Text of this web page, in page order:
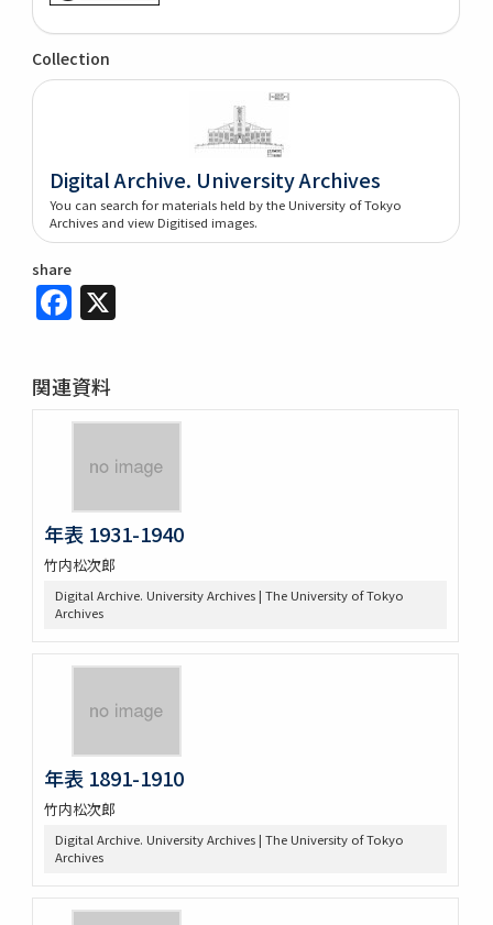
Collection
Digital Archive. University Archives
You can search for materials held by the University of Tokyo
Archives and view Digitised images.
share
Facebook
関連資料
年表 1931-1940
竹内松次郎
Digital Archive. University Archives | The University of Tokyo
Archives
年表 1891-1910
竹内松次郎
Digital Archive. University Archives | The University of Tokyo
Archives